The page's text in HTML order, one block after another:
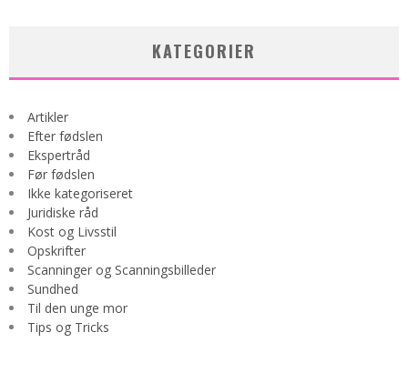
KATEGORIER
Artikler
Efter fødslen
Ekspertråd
Før fødslen
Ikke kategoriseret
Juridiske råd
Kost og Livsstil
Opskrifter
Scanninger og Scanningsbilleder
Sundhed
Til den unge mor
Tips og Tricks